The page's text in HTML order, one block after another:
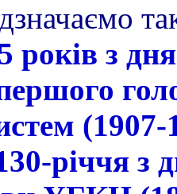
років з
(1907-
річчя з